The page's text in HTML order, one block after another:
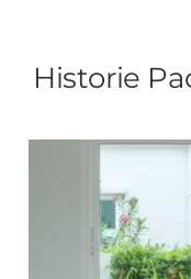
Historie